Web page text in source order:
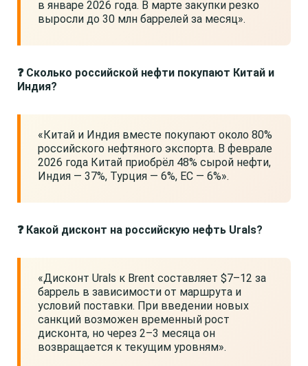
в январе 2026 года. В марте закупки резко
выросли до 30 млн баррелей за месяц».
❓ Сколько российской нефти покупают Китай и
Индия?
«Китай и Индия вместе покупают около 80%
российского нефтяного экспорта. В феврале
2026 года Китай приобрёл 48% сырой нефти,
Индия — 37%, Турция — 6%, ЕС — 6%».
❓ Какой дисконт на российскую нефть Urals?
«Дисконт Urals к Brent составляет $7–12 за
баррель в зависимости от маршрута и
условий поставки. При введении новых
санкций возможен временный рост
дисконта, но через 2–3 месяца он
возвращается к текущим уровням».